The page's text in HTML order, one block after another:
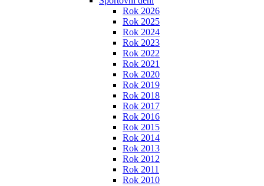
Rok 2026
Rok 2025
Rok 2024
Rok 2023
Rok 2022
Rok 2021
Rok 2020
Rok 2019
Rok 2018
Rok 2017
Rok 2016
Rok 2015
Rok 2014
Rok 2013
Rok 2012
Rok 2011
Rok 2010